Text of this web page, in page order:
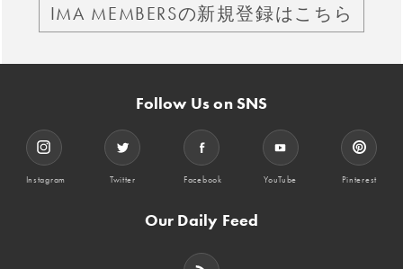
IMA MEMBERSの新規登録はこちら
Follow Us on SNS
Instagram Twitter Facebook YouTube Pinterest
Our Daily Feed